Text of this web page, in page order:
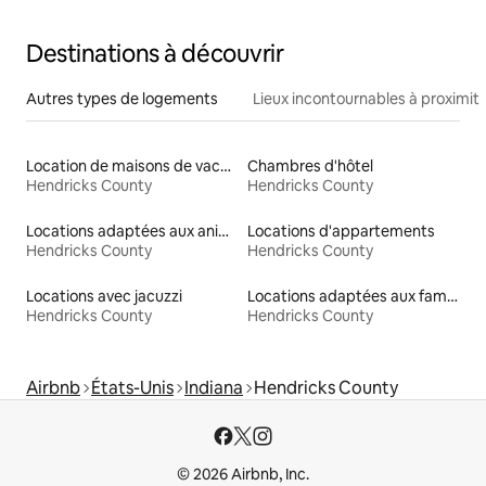
Destinations à découvrir
Autres types de logements Lieux incontournables à
Location de maisons de vacances
Hendricks County
Chambres d'hôtel
Hendricks County
Locations adaptées aux animaux
Hendricks County
Locations d'appartements
Hendricks County
Locations avec jacuzzi
Hendricks County
Locations adaptées aux familles
Hendricks County
Airbnb États-Unis Indiana Hendricks County
© 2026 Airbnb, Inc.